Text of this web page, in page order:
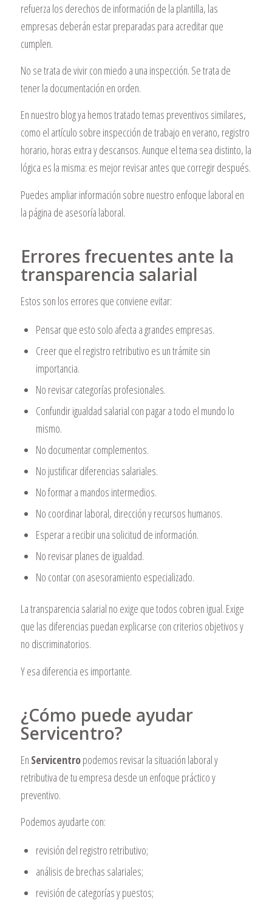
refuerza los derechos de información de la plantilla, las
empresas deberán estar preparadas para acreditar que
cumplen.
No se trata de vivir con miedo a una inspección. Se trata de
tener la documentación en orden.
En nuestro blog ya hemos tratado temas preventivos similares,
como el artículo sobre inspección de trabajo en verano, registro
horario, horas extra y descansos. Aunque el tema sea distinto, la
lógica es la misma: es mejor revisar antes que corregir después.
Puedes ampliar información sobre nuestro enfoque laboral en
la página de asesoría laboral.
Errores frecuentes ante la
transparencia salarial
Estos son los errores que conviene evitar:
Pensar que esto solo afecta a grandes empresas.
Creer que el registro retributivo es un trámite sin
importancia.
No revisar categorías profesionales.
Confundir igualdad salarial con pagar a todo el mundo lo
mismo.
No documentar complementos.
No justificar diferencias salariales.
No formar a mandos intermedios.
No coordinar laboral, dirección y recursos humanos.
Esperar a recibir una solicitud de información.
No revisar planes de igualdad.
No contar con asesoramiento especializado.
La transparencia salarial no exige que todos cobren igual. Exige
que las diferencias puedan explicarse con criterios objetivos y
no discriminatorios.
Y esa diferencia es importante.
¿Cómo puede ayudar
Servicentro?
En Servicentropodemos revisar la situación laboral y
retributiva de tu empresa desde un enfoque práctico y
preventivo.
Podemos ayudarte con:
revisión del registro retributivo;
análisis de brechas salariales;
revisión de categorías y puestos;